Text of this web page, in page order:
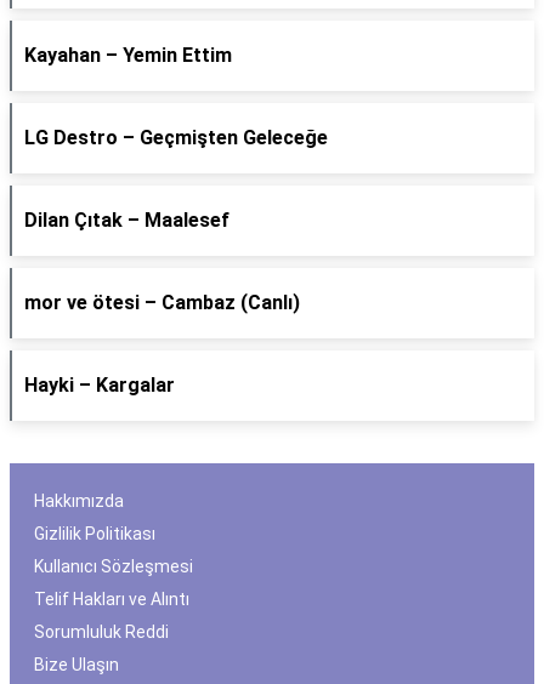
Kayahan – Yemin Ettim
LG Destro – Geçmişten Geleceğe
Dilan Çıtak – Maalesef
​mor ve ötesi – Cambaz (Canlı)
Hayki – Kargalar
Hakkımızda
Gizlilik Politikası
Kullanıcı Sözleşmesi
Telif Hakları ve Alıntı
Sorumluluk Reddi
Bize Ulaşın